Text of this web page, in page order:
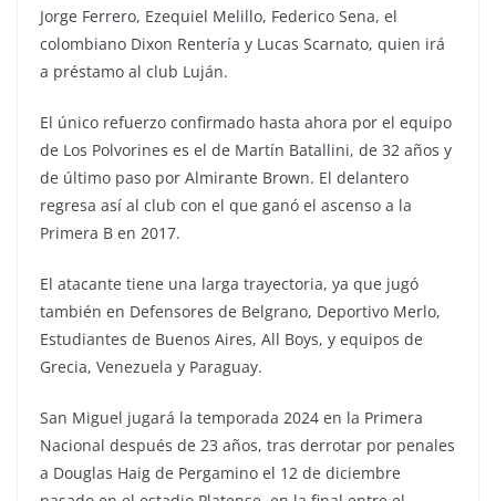
Jorge Ferrero, Ezequiel Melillo, Federico Sena, el
colombiano Dixon Rentería y Lucas Scarnato, quien irá
a préstamo al club Luján.
El único refuerzo confirmado hasta ahora por el equipo
de Los Polvorines es el de Martín Batallini, de 32 años y
de último paso por Almirante Brown. El delantero
regresa así al club con el que ganó el ascenso a la
Primera B en 2017.
El atacante tiene una larga trayectoria, ya que jugó
también en Defensores de Belgrano, Deportivo Merlo,
Estudiantes de Buenos Aires, All Boys, y equipos de
Grecia, Venezuela y Paraguay.
San Miguel jugará la temporada 2024 en la Primera
Nacional después de 23 años, tras derrotar por penales
a Douglas Haig de Pergamino el 12 de diciembre